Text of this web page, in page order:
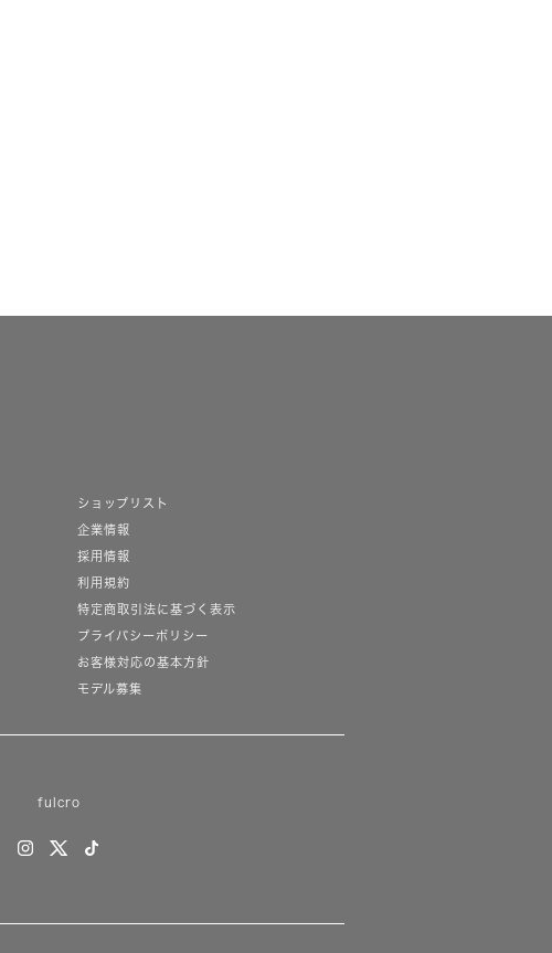
ショップリスト
企業情報
採用情報
利用規約
特定商取引法に基づく表示
プライバシーポリシー
お客様対応の基本方針
モデル募集
fulcro